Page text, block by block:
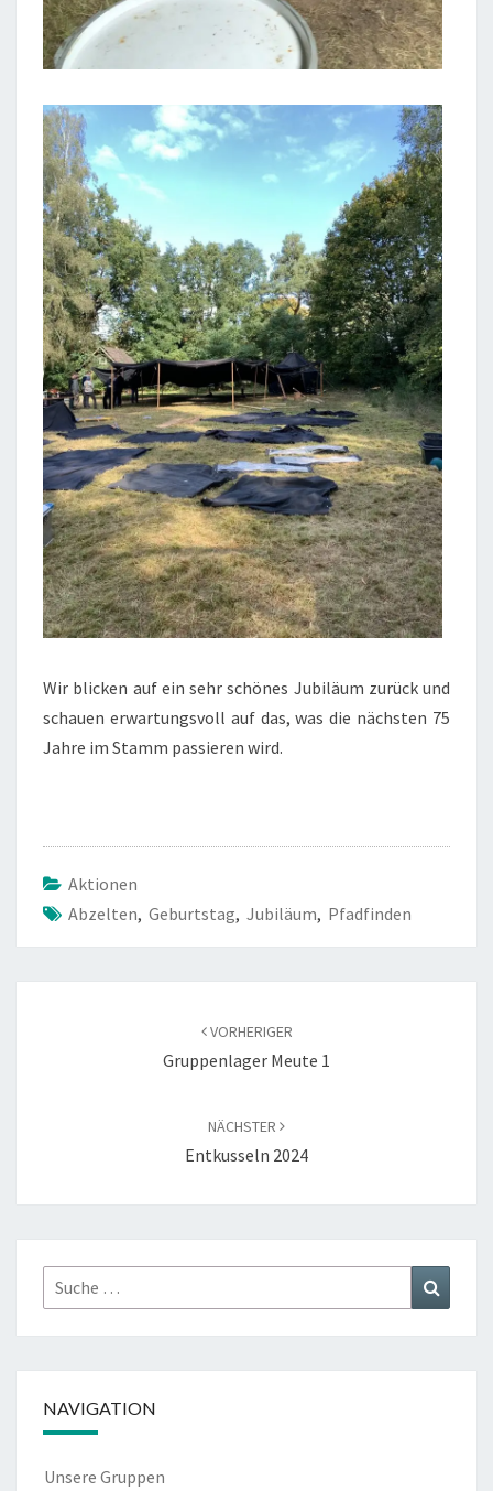
Wir blicken auf ein sehr schönes Jubiläum zurück und
schauen erwartungsvoll auf das, was die nächsten 75
Jahre im Stamm passieren wird.
Aktionen
Abzelten, Geburtstag, Jubiläum, Pfadfinden
VORHERIGER
Gruppenlager Meute 1
NÄCHSTER
Entkusseln 2024
Suche
nach:
NAVIGATION
Unsere Gruppen